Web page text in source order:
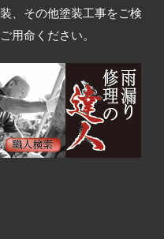
、その他塗装工事をご検
用命ください。